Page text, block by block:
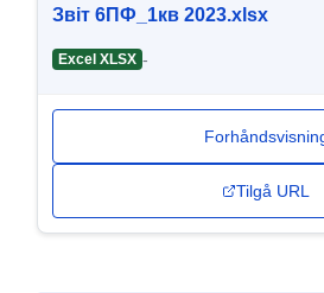
Звіт 6ПФ_1кв 2023.xlsx
Excel XLSX -
Tilgå URL